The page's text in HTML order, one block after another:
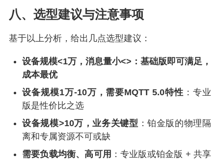
八、选型建议与注意事项
基于以上分析，给出几点选型建议：
设备规模<1万，消息量小<>：基础版即可满足，
成本最优
设备规模1万-10万，需要MQTT 5.0特性 ：专业
版是性价比之选
设备规模>10万，业务关键型 ：铂金版的物理隔
离和专属资源不可或缺
需要负载均衡、高可用 ：专业版或铂金版 + 共享